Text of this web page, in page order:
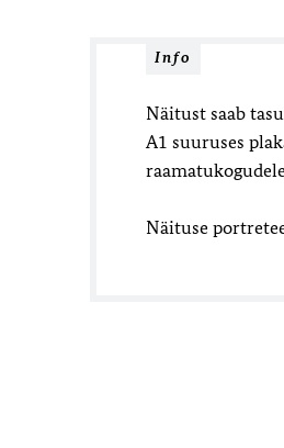
Info
Näitust saab
A1 suuruses
Näituse